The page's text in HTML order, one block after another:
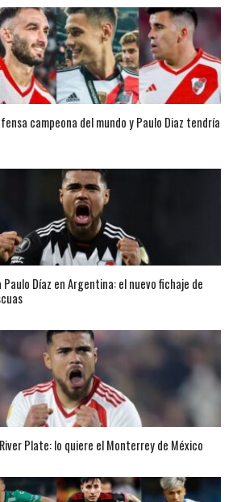
campeona del mundo y Paulo Diaz tendría
Díaz en Argentina: el nuevo fichaje de
Plate: lo quiere el Monterrey de México